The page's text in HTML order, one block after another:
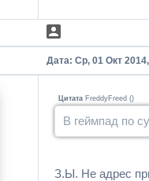
Дата: Ср, 01 Окт
Цитата FreddyFreed ()
В геймпад по
З.Ы. Не адрес